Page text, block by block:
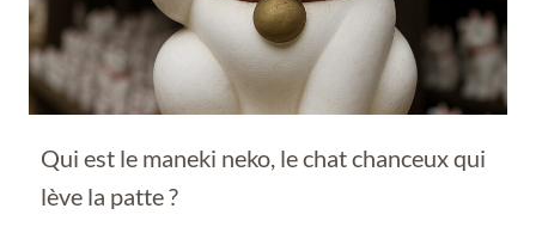
Qui est le maneki neko, le chat chanceux qui
lève la patte ?